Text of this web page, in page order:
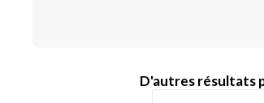
D'autres résultats